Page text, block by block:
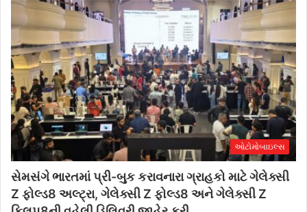
ઓટોમોબાઇલ્સ
સેમસંગે ભારતમાં પ્રી-બુક કરાવનારા ગ્રાહકો માટે ગેલેક્સી
Z ફોલ્ડ8 અલ્ટ્રા, ગેલેક્સી Z ફોલ્ડ8 અને ગેલેક્સી Z